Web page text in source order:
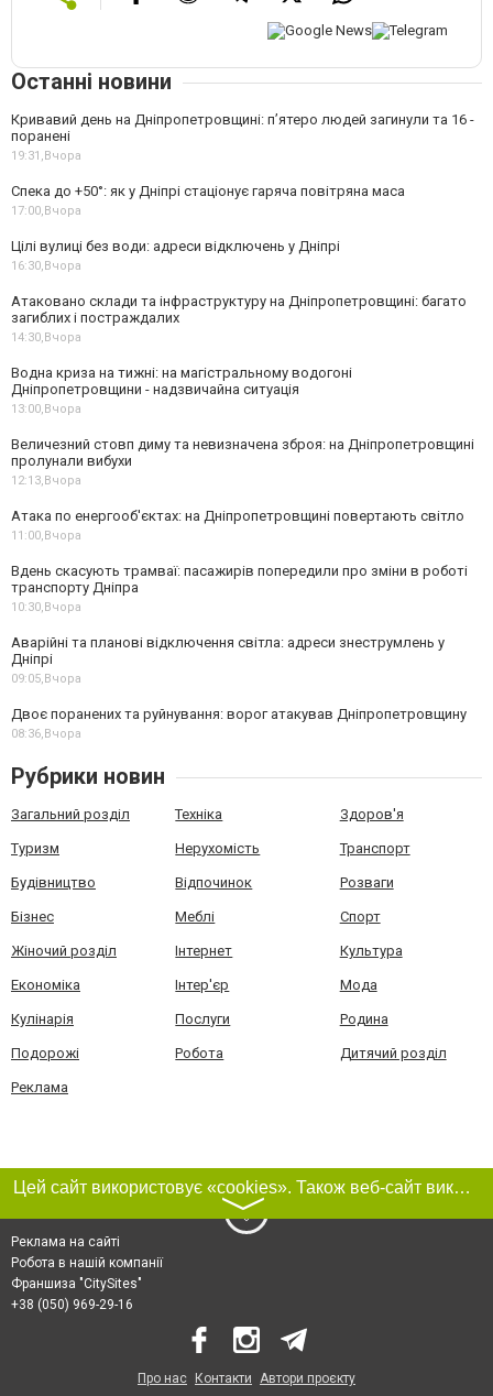
Останні новини
Кривавий день на Дніпропетровщині: п’ятеро людей загинули та 16 -
поранені
19:31, Вчора
Спека до +50°: як у Дніпрі стаціонує гаряча повітряна маса
17:00, Вчора
Цілі вулиці без води: адреси відключень у Дніпрі
16:30, Вчора
Атаковано склади та інфраструктуру на Дніпропетровщині: багато
загиблих і постраждалих
14:30, Вчора
Водна криза на тижні: на магістральному водогоні
Дніпропетровщини - надзвичайна ситуація
13:00, Вчора
Величезний стовп диму та невизначена зброя: на Дніпропетровщині
пролунали вибухи
12:13, Вчора
Атака по енергооб'єктах: на Дніпропетровщині повертають світло
11:00, Вчора
Вдень скасують трамваї: пасажирів попередили про зміни в роботі
транспорту Дніпра
10:30, Вчора
Аварійні та планові відключення світла: адреси знеструмлень у
Дніпрі
09:05, Вчора
Двоє поранених та руйнування: ворог атакував Дніпропетровщину
08:36, Вчора
Рубрики новин
Загальний розділ Техніка Здоров'я
Туризм Нерухомість Транспорт
Будівництво Відпочинок Розваги
Бізнес Меблі Спорт
Жіночий розділ Інтернет Культура
Економіка Інтер'єр Мода
Кулінарія Послуги Родина
Подорожі Робота Дитячий розділ
Реклама
Цей сайт використовує «cookies». Також веб-сайт використовує інтернет-сервіс для збору технічних даних стосовно відвідувачів з метою отримання маркетингової та статистичної інформації. Умови обробки даних відвідувачів сайту див.
〉
Реклама на сайті
Робота в нашій компанії
Франшиза "CitySites"
+38 (050) 969-29-16
Про нас Контакти Автори проєкту